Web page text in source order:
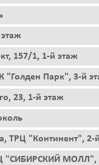
157/1, 1-й этаж
"Голден Парк", 3-й
23, 1-й этаж
ТРЦ "Континент", 2-
"СИБИРСКИЙ МОЛЛ",